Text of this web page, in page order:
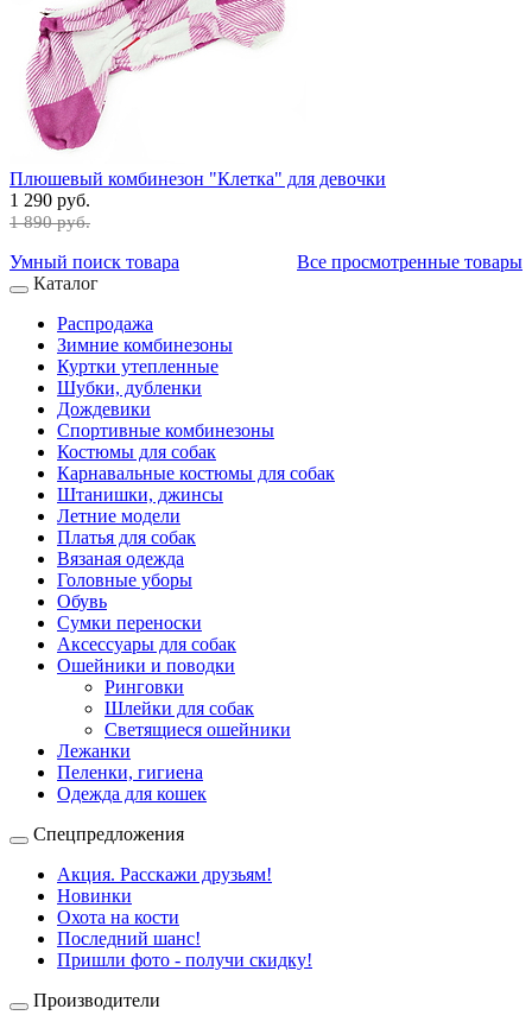
Плюшевый комбинезон "Клетка" для девочки
1 290 руб.
1 890 руб.
Все просмотренные товары
Умный поиск товара
Каталог
Распродажа
Зимние комбинезоны
Куртки утепленные
Шубки, дубленки
Дождевики
Спортивные комбинезоны
Костюмы для собак
Карнавальные костюмы для собак
Штанишки, джинсы
Летние модели
Платья для собак
Вязаная одежда
Головные уборы
Обувь
Сумки переноски
Аксессуары для собак
Ошейники и поводки
Ринговки
Шлейки для собак
Светящиеся ошейники
Лежанки
Пеленки, гигиена
Одежда для кошек
Спецпредложения
Акция. Расскажи друзьям!
Новинки
Охота на кости
Последний шанс!
Пришли фото - получи скидку!
Производители